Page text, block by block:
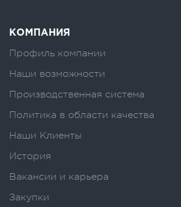
КОМПАНИЯ
Профиль компании
Наши возможности
Производственная система
Политика в области качества
Наши Клиенты
История
Вакансии и карьера
Закупки